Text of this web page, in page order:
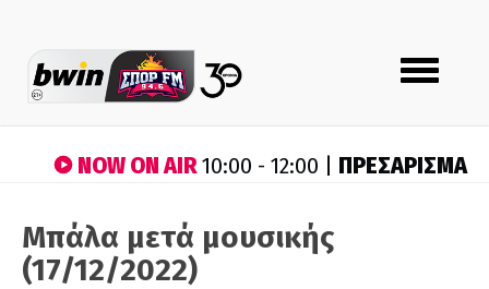
Toggle
navigation
NOW ON AIR10:00 - 12:00 | ΠΡΕΣΑΡΙΣΜΑ
Μπάλα μετά μουσικής
(17/12/2022)